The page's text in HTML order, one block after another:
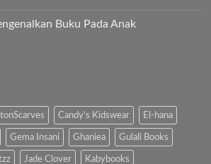
Buku Pada Anak
Candy's Kidswear El-hana
Gema Insani Ghaniea Gulali Books
Jade Clover Kabybooks